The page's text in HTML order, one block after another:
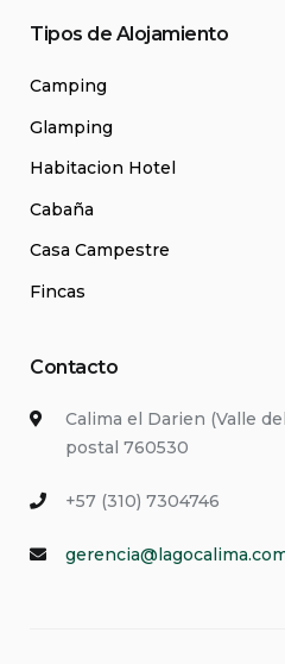
Tipos de Alojamiento
Camping
Glamping
Habitacion Hotel
Cabaña
Casa Campestre
Fincas
Contacto
Calima el Darien (Valle
postal 760530
+57 (310) 7304746